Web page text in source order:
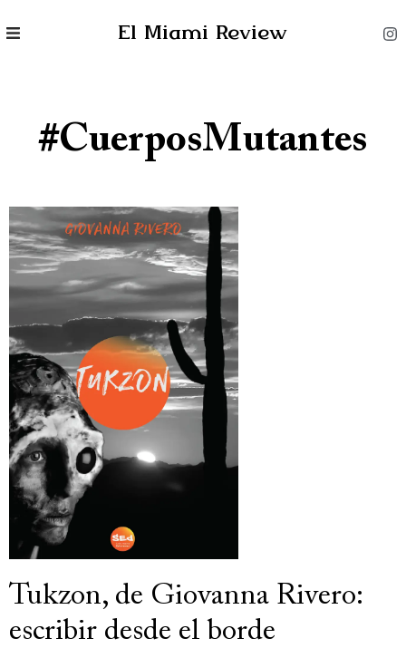
El Miami Review
#CuerposMutantes
Tukzon, de Giovanna Rivero:
escribir desde el borde